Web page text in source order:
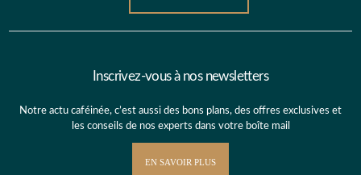
Inscrivez-vous à nos newsletters
Notre actu caféinée, c’est aussi des bons plans, des offres exclusives et
les conseils de nos experts dans votre boîte mail
EN SAVOIR PLUS